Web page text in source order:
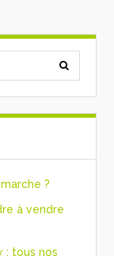
?
à vendre
: tous nos